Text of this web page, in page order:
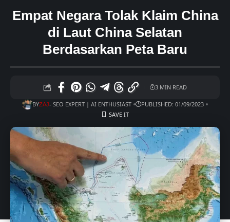
Empat Negara Tolak Klaim China
di Laut China Selatan
Berdasarkan Peta Baru
BYZAJ- SEO EXPERT | AI ENTHUSIAST PUBLISHED: 01/09/2023
3 MIN READ